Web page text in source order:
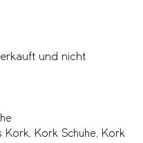
und nicht
Kork, Kork Schuhe, Kork